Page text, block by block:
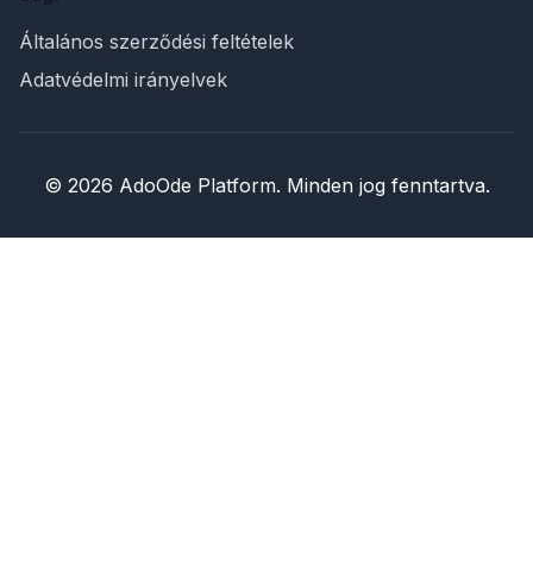
Általános szerződési feltételek
Adatvédelmi irányelvek
© 2026 AdoOde Platform. Minden jog fenntartva.